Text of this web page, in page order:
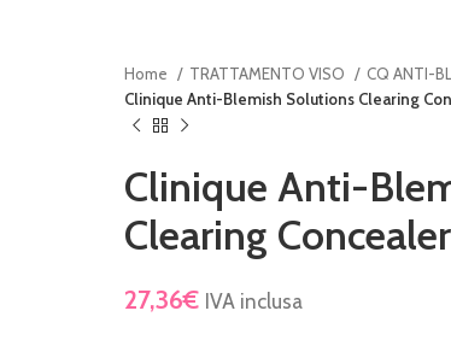
Home TRATTAMENTO VISO
CQ ANTI-
Clinique Anti-Blemish Solutions Clearing
Clinique Anti-
Clearing
27,36€ IVA inclusa